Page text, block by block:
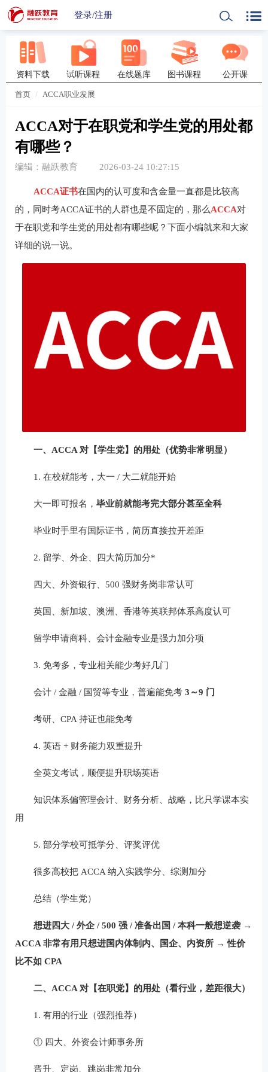
登录/注册
资料下载 试听课程 在线题库 图书课程 公开课
首页 ACCA职业发展
ACCA对于在职党和学生党的用处都
有哪些？
编辑：融跃教育 2026-03-24 10:27:15
ACCA证书在国内的认可度和含金量一直都是比较高
的，同时考ACCA证书的人群也是不固定的，那么ACCA对
于在职党和学生党的用处都有哪些呢？下面小编就来和大家
详细的说一说。
一、ACCA 对【学生党】的用处（优势非常明显）
1. 在校就能考，大一 / 大二就能开始
大一即可报名， 毕业前就能考完大部分甚至全科
毕业时手里有国际证书，简历直接拉开差距
2. 留学、外企、四大简历加分*
四大、外资银行、500 强财务岗非常认可
英国、新加坡、澳洲、香港等英联邦体系高度认可
留学申请商科、会计金融专业是强力加分项
3. 免考多，专业相关能少考好几门
会计 / 金融 / 国贸等专业，普遍能免考 3～9 门
考研、CPA 持证也能免考
4. 英语 + 财务能力双重提升
全英文考试，顺便提升职场英语
知识体系偏管理会计、财务分析、战略，比只学课本实
用
5. 部分学校可抵学分、评奖评优
很多高校把 ACCA 纳入实践学分、综测加分
总结（学生党）
想进四大 / 外企 / 500 强 / 准备出国 / 本科一般想逆袭 →
ACCA 非常有用 只想进国内体制内、国企、内资所 → 性价
比不如 CPA
二、ACCA 对【在职党】的用处（看行业，差距很大）
1. 有用的行业（强烈推荐）
① 四大、外资会计师事务所
晋升、定岗、跳岗非常加分